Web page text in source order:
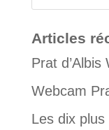
Articles
Prat d’Albis
Webcam
Les dix